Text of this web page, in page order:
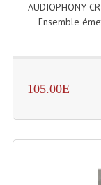
AUDIOPHONY
Ensemble
105.00E